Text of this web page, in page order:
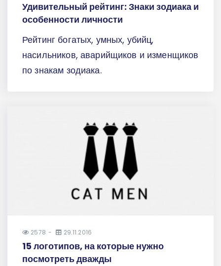
Удивительный рейтинг: Знаки зодиака и
особенности личности
Рейтинг богатых, умных, убийц,
насильников, аварийщиков и изменщиков
по знакам зодиака.
2578 29.11.2016
15 логотипов, на которые нужно
посмотреть дважды